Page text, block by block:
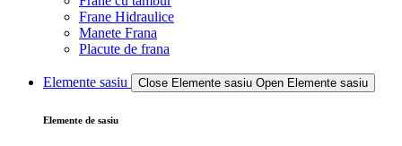
Frane Hidraulice
Manete Frana
Placute de frana
Elemente sasiu Close Elemente sasiu Open Elemente sasiu
Elemente de sasiu